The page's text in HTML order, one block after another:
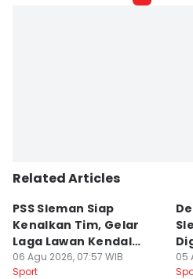
Related Articles
PSS Sleman Siap
Kenalkan Tim, Gelar
Laga Lawan Kendal
Tornado FC
06 Agu 2026, 07:57 WIB
Sport
05